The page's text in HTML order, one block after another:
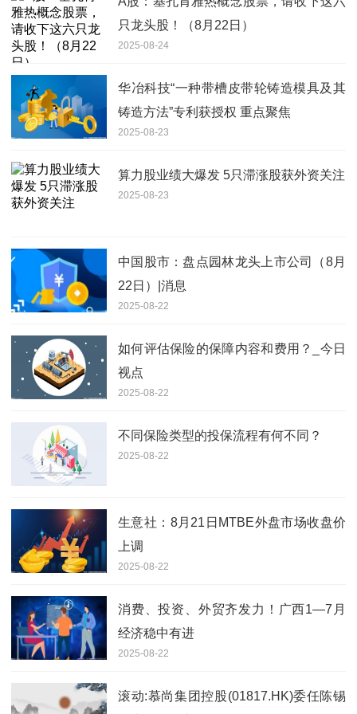
只龙头股！（8月22日）
2025-08-24
华冶科技“一种带槽皮带轮铸造模具及其
铸造方法”专利获授权 重点聚焦
2025-08-23
算力股业绩大爆发 5只滞涨股获外资关注
2025-08-23
中国股市：盘点园林龙头上市公司（8月
22日）|消息
2025-08-22
如何评估保险的保障内容和费用？_今日
视点
2025-08-22
不同保险类型的投保流程有何不同？
2025-08-22
生意社：8月21日MTBE外盘市场收盘价
上调
2025-08-22
消费、投资、外贸齐发力！广西1—7月
经济稳中有进
2025-08-22
滚动:慕尚集团控股(01817.HK)委任陈锡